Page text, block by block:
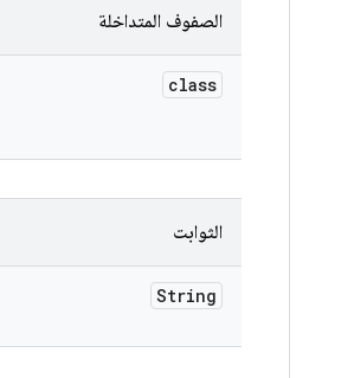
الصفوف المتداخلة
class
الثوابت
String